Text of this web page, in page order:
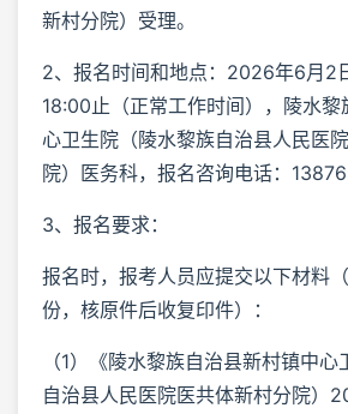
新村分院）受理。
2、报名时间和地点：2026年6月2
18:00止（正常工作时间），陵水黎
心卫生院（陵水黎族自治县人民医
院）医务科，报名咨询电话：
3、报名要求：
报名时，报考人员应提交以下材料
份，核原件后收复印件）：
（1）《陵水黎族自治县新村镇中
自治县人民医院医共体新村分院）